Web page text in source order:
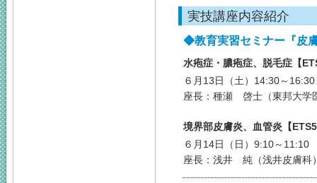
実技講座内容紹介
◆教育実習セミナー『皮
水疱症・膿疱症、脱毛症【
６月13日（土）14:30～16:30
座長：種瀬 啓士（東邦大学
境界部皮膚炎、血管炎【
６月14日（日）9:10～11:10
座長：浅井 純（浅井皮膚科